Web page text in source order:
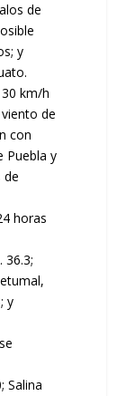
de
y
km/h
de
con
Puebla y
de
horas
36.3;
y
Salina